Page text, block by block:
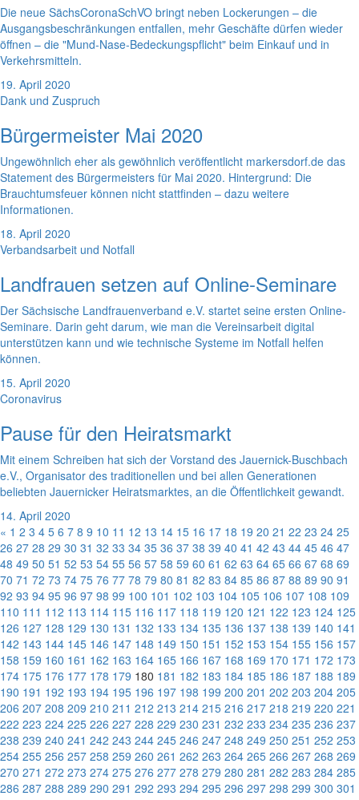
Die neue SächsCoronaSchVO bringt neben Lockerungen – die
Ausgangsbeschränkungen entfallen, mehr Geschäfte dürfen wieder
öffnen – die "Mund-Nase-Bedeckungspflicht" beim Einkauf und in
Verkehrsmitteln.
19. April 2020
Dank und Zuspruch
Bürgermeister Mai 2020
Ungewöhnlich eher als gewöhnlich veröffentlicht markersdorf.de das
Statement des Bürgermeisters für Mai 2020. Hintergrund: Die
Brauchtumsfeuer können nicht stattfinden – dazu weitere
Informationen.
18. April 2020
Verbandsarbeit und Notfall
Landfrauen setzen auf Online-Seminare
Der Sächsische Landfrauenverband e.V. startet seine ersten Online-
Seminare. Darin geht darum, wie man die Vereinsarbeit digital
unterstützen kann und wie technische Systeme im Notfall helfen
können.
15. April 2020
Coronavirus
Pause für den Heiratsmarkt
Mit einem Schreiben hat sich der Vorstand des Jauernick-Buschbach
e.V., Organisator des traditionellen und bei allen Generationen
beliebten Jauernicker Heiratsmarktes, an die Öffentlichkeit gewandt.
14. April 2020
« 1 2 3 4 5 6 7 8 9 10 11 12 13 14 15 16 17 18 19 20 21 22 23 24 25
26 27 28 29 30 31 32 33 34 35 36 37 38 39 40 41 42 43 44 45 46 47
48 49 50 51 52 53 54 55 56 57 58 59 60 61 62 63 64 65 66 67 68 69
70 71 72 73 74 75 76 77 78 79 80 81 82 83 84 85 86 87 88 89 90 91
92 93 94 95 96 97 98 99 100 101 102 103 104 105 106 107 108 109
110 111 112 113 114 115 116 117 118 119 120 121 122 123 124 125
126 127 128 129 130 131 132 133 134 135 136 137 138 139 140 141
142 143 144 145 146 147 148 149 150 151 152 153 154 155 156 157
158 159 160 161 162 163 164 165 166 167 168 169 170 171 172 173
174 175 176 177 178 179 180 181 182 183 184 185 186 187 188 189
190 191 192 193 194 195 196 197 198 199 200 201 202 203 204 205
206 207 208 209 210 211 212 213 214 215 216 217 218 219 220 221
222 223 224 225 226 227 228 229 230 231 232 233 234 235 236 237
238 239 240 241 242 243 244 245 246 247 248 249 250 251 252 253
254 255 256 257 258 259 260 261 262 263 264 265 266 267 268 269
270 271 272 273 274 275 276 277 278 279 280 281 282 283 284 285
286 287 288 289 290 291 292 293 294 295 296 297 298 299 300 301